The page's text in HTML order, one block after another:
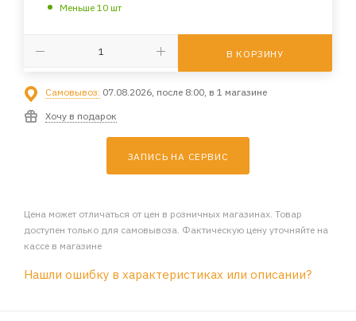
Меньше 10 шт
В КОРЗИНУ
Самовывоз: 07.08.2026, после 8:00, в 1 магазине
Хочу в подарок
ЗАПИСЬ НА СЕРВИС
Цена может отличаться от цен в розничных магазинах. Товар
доступен только для самовывоза. Фактическую цену уточняйте на
кассе в магазине
Нашли ошибку в характеристиках или описании?